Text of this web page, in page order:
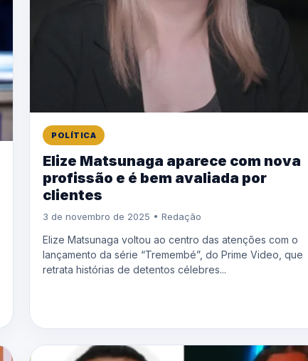
POLÍTICA
Elize Matsunaga aparece com nova
profissão e é bem avaliada por
clientes
3 de novembro de 2025 • Redação
Elize Matsunaga voltou ao centro das atenções com o
lançamento da série “Tremembé”, do Prime Video, que
retrata histórias de detentos célebres...